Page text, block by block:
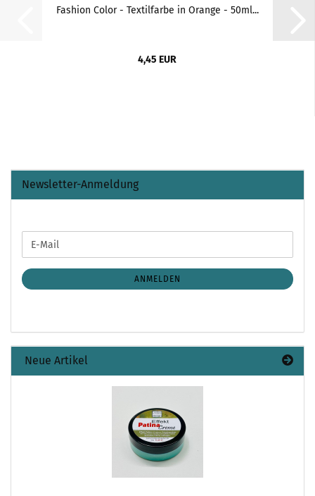
Fashion Color - Textilfarbe in Orange - 50ml...
4,45 EUR
Newsletter-Anmeldung
ZUR
ANMELDUNG
E-
Mail
ANMELDEN
Neue Artikel